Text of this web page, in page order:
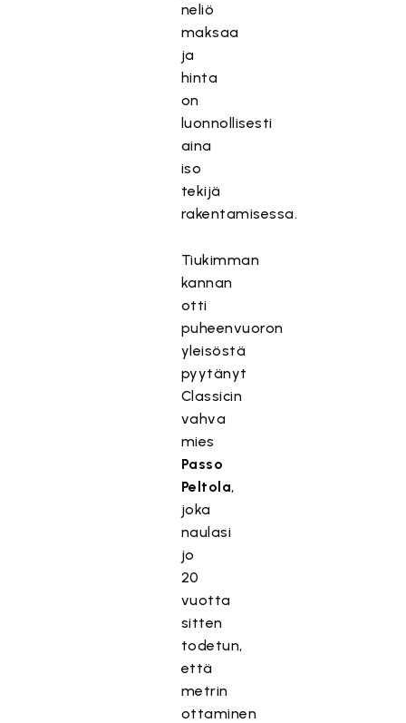
neliö
maksaa
ja
hinta
on
luonnollisesti
aina
iso
tekijä
rakentamisessa.
Tiukimman
kannan
otti
puheenvuoron
yleisöstä
pyytänyt
Classicin
vahva
mies
Passo
Peltola,
joka
naulasi
jo
20
vuotta
sitten
todetun,
että
metrin
ottaminen